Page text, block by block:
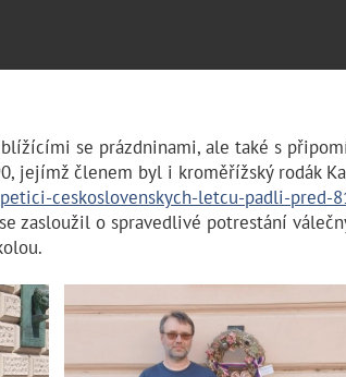
se prázdninami, ale také s
členem byl i kroměřížský rodák
ceskoslovenskych-letcu-padli-pred-
zasloužil o spravedlivé potrestání